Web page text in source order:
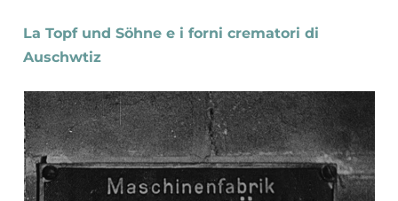
La Topf und Söhne e i forni crematori di
Auschwtiz